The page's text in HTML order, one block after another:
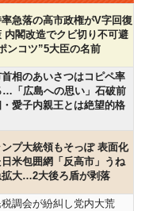
急落の高市政権がV字回復
内閣改造でクビ切り不可避
ンコツ”5大臣の名前
相のあいさつはコピペ率
…「広島への思い」石破前
愛子内親王とは絶望的格
ンプ大統領もそっぽ 表面化
日米包囲網「反高市」うね
拡大…2大後ろ盾が剥落
税調会が紛糾し党内大荒